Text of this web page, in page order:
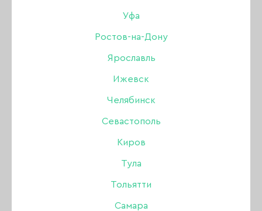
Уфа
Ростов-на-Дону
Ярославль
Ижевск
Челябинск
Севастополь
Киров
Тула
Тольятти
Самара
Шесть ярких оттенков